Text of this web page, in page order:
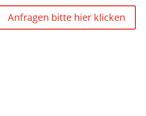
Anfragen bitte hier klicken